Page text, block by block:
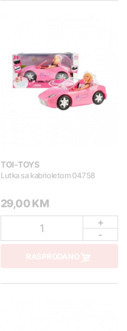
TOI-TOYS
Lutka sa kabrioletom 04758
29,00 KM
1
+
-
RASPRODANO